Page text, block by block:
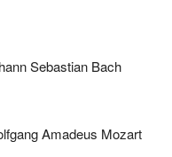
Sebastian Bach
Amadeus Mozart